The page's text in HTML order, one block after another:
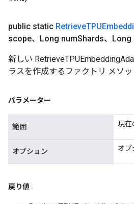
public static Retrieve
scope、Long numShards、Long
新しい
ラスを作成するファクトリ メソッ
パラメーター
範囲 現在
オプション オプ
戻り値